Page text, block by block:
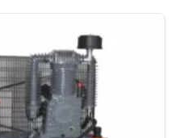
les cuves et nettoyez
le matériel. Assurance